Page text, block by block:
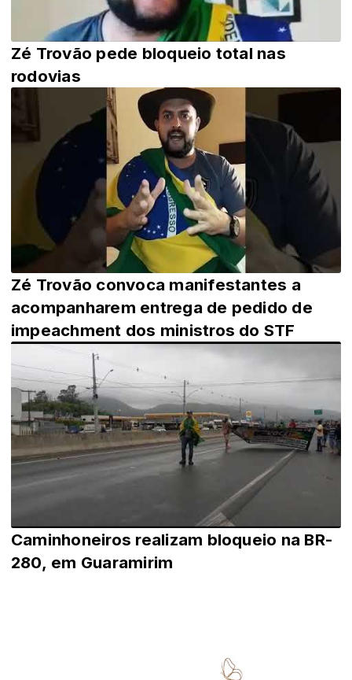
Zé Trovão pede bloqueio total nas
rodovias
Zé Trovão convoca manifestantes a
acompanharem entrega de pedido de
impeachment dos ministros do STF
Caminhoneiros realizam bloqueio na BR-
280, em Guaramirim